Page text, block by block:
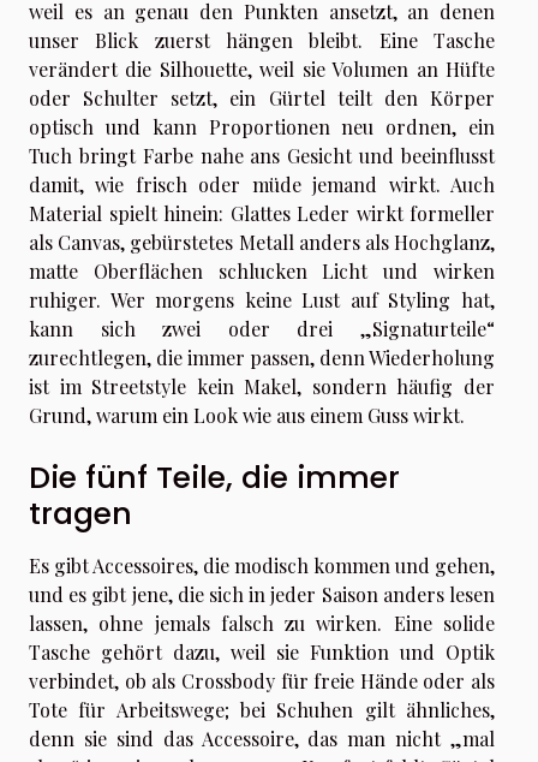
weil es an genau den Punkten ansetzt, an denen
unser Blick zuerst hängen bleibt. Eine Tasche
verändert die Silhouette, weil sie Volumen an Hüfte
oder Schulter setzt, ein Gürtel teilt den Körper
optisch und kann Proportionen neu ordnen, ein
Tuch bringt Farbe nahe ans Gesicht und beeinflusst
damit, wie frisch oder müde jemand wirkt. Auch
Material spielt hinein: Glattes Leder wirkt formeller
als Canvas, gebürstetes Metall anders als Hochglanz,
matte Oberflächen schlucken Licht und wirken
ruhiger. Wer morgens keine Lust auf Styling hat,
kann sich zwei oder drei „Signaturteile“
zurechtlegen, die immer passen, denn Wiederholung
ist im Streetstyle kein Makel, sondern häufig der
Grund, warum ein Look wie aus einem Guss wirkt.
Die fünf Teile, die immer
tragen
Es gibt Accessoires, die modisch kommen und gehen,
und es gibt jene, die sich in jeder Saison anders lesen
lassen, ohne jemals falsch zu wirken. Eine solide
Tasche gehört dazu, weil sie Funktion und Optik
verbindet, ob als Crossbody für freie Hände oder als
Tote für Arbeitswege; bei Schuhen gilt ähnliches,
denn sie sind das Accessoire, das man nicht „mal